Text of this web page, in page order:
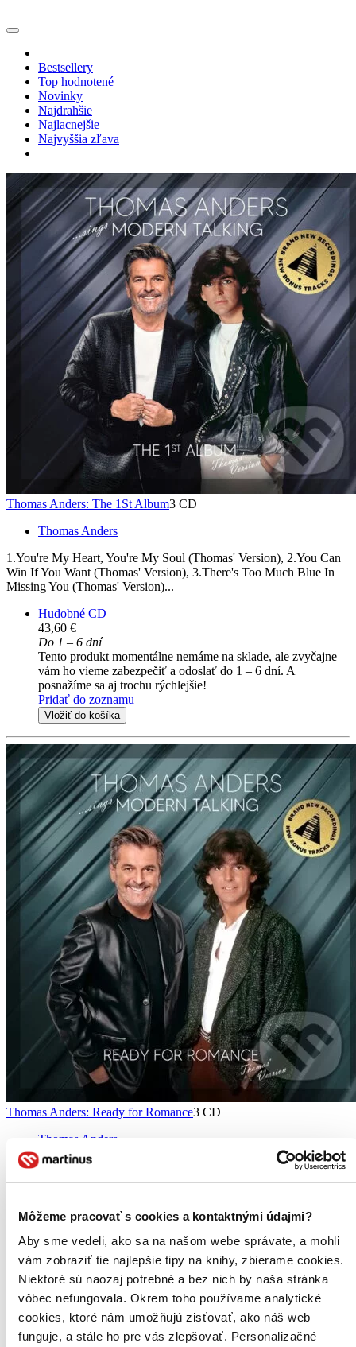
Môžeme pracovať s cookies a kontaktnými údajmi?
Aby sme vedeli, ako sa na našom webe správate, a mohli
vám zobraziť tie najlepšie tipy na knihy, zbierame cookies.
Niektoré sú naozaj potrebné a bez nich by naša stránka
vôbec nefungovala. Okrem toho používame analytické
cookies, ktoré nám umožňujú zisťovať, ako náš web
funguje, a stále ho pre vás zlepšovať. Personalizačné
Bestsellery
Top hodnotené
Novinky
Najdrahšie
Najlacnejšie
Najvyššia zľava
Thomas Anders: The 1St Album3 CD
Thomas Anders
1.You're My Heart, You're My Soul (Thomas' Version), 2.You Can
Win If You Want (Thomas' Version), 3.There's Too Much Blue In
Missing You (Thomas' Version)...
Hudobné CD
43,60 €
Do 1 – 6 dní
Tento produkt momentálne nemáme na sklade, ale zvyčajne
vám ho vieme zabezpečiť a odoslať do 1 – 6 dní. A
posnažíme sa aj trochu rýchlejšie!
Pridať do zoznamu
Vložiť do košíka
Thomas Anders: Ready for Romance3 CD
Thomas Anders
1 Brother Louie, 2 Just We Two, 3 Lady Lai...
Viac ako 30 dní
Tento produkt je na objednávku a jeho dodanie môže trvať aj
viac ako 30 dní. Urobíme však všetko pre to, aby sme vašu
objednávku odoslali čo najskôr a o jej ceste vás budeme včas
informovať.
Pridať do zoznamu